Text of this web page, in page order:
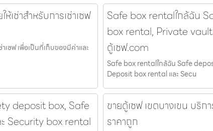
เช่าสำหรับการเช่าเซฟ
เซฟ เพื่อเป็นที่เก็บของมีค่าและ
Safe box rentalใกล้ฉัน
box rental, Private
ตู้เซฟ.com
Safe box rentalใกล้ฉัน Safe
Deposit box rental และ Secu
deposit box, Safe
Security box rental
ขายตู้เซฟ เขตบางเขน บริ
ราคาถูก